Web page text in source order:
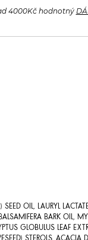
4000Kč hodnotný
OIL, LAURYL
BARK OIL,
GLOBULUS LEAF